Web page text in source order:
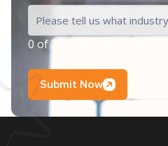
0 of 200 max characters
Submit Now